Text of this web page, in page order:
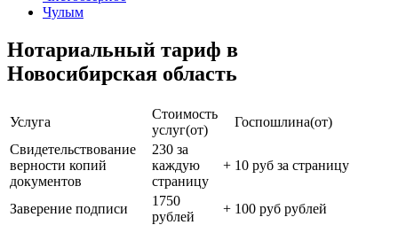
Чулым
Нотариальный тариф в
Новосибирская область
Услуга
Стоимость
услуг(от)
Госпошлина(от)
Свидетельствование
верности копий
документов
230 за
каждую
страницу
+ 10 руб за страницу
Заверение подписи
1750
рублей
+ 100 руб рублей